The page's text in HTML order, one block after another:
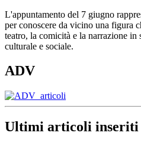
L'appuntamento del 7 giugno
per conoscere da vicino una figura
teatro, la comicità e la narrazione in
culturale e sociale.
ADV
Ultimi articoli inseriti